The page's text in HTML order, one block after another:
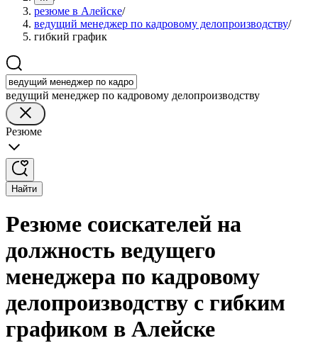
резюме в Алейске/
ведущий менеджер по кадровому делопроизводству/
гибкий график
ведущий менеджер по кадровому делопроизводству
Резюме
Найти
Резюме соискателей на
должность ведущего
менеджера по кадровому
делопроизводству с гибким
графиком в Алейске